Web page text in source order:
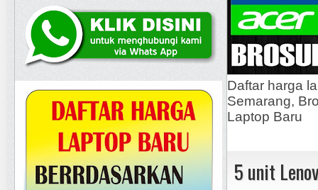
Daftar harga
Semarang,
Laptop Baru
5 unit